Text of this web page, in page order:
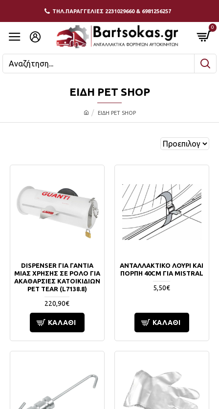
ΤΗΛ.ΠΑΡΑΓΓΕΛΙΕΣ 2231029660 & 6981256257
0
ΕΙΔΗ PET SHOP
ΕΙΔΗ PET SHOP
DISPENSER ΓΙΑ ΓΑΝΤΙΑ
ΜΙΑΣ ΧΡΗΣΗΣ ΣΕ ΡΟΛΟ ΓΙΑ
ΑΚΑΘΑΡΣΙΕΣ ΚΑΤΟΙΚΙΔΙΩΝ
PET TEAR (L7138.8)
220,90€
ΚΑΛΆΘΙ
ΑΝΤΑΛΛΑΚΤΙΚΟ ΛΟΥΡΙ ΚΑΙ
ΠΟΡΠΗ 40CM ΓΙΑ MISTRAL
5,50€
ΚΑΛΆΘΙ